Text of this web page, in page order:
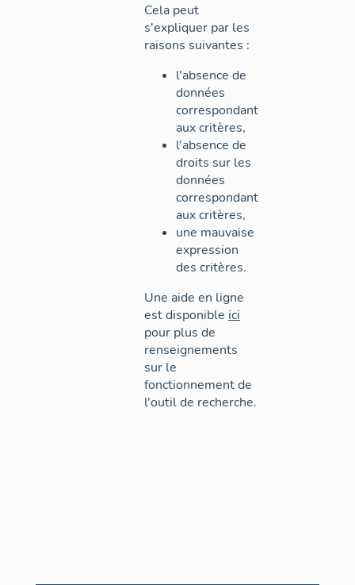
Cela peut
s'expliquer par les
raisons suivantes :
l'absence de
données
correspondant
aux critères,
l'absence de
droits sur les
données
correspondant
aux critères,
une mauvaise
expression
des critères.
Une aide en ligne
est disponible ici
pour plus de
renseignements
sur le
fonctionnement de
l'outil de recherche.